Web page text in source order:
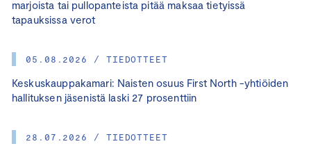
marjoista tai pullopanteista pitää maksaa tietyissä
tapauksissa verot
05.08.2026 / TIEDOTTEET
Keskuskauppakamari: Naisten osuus First North -yhtiöiden
hallituksen jäsenistä laski 27 prosenttiin
28.07.2026 / TIEDOTTEET